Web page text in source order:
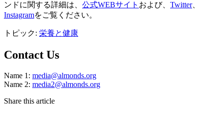
ンドに関する詳細は、 公式WEBサイト および、 Twitter、
Instagramをご覧ください。
トピック: 栄養と健康
Contact Us
Name 1: media@almonds.org
Name 2: media2@almonds.org
Share this article